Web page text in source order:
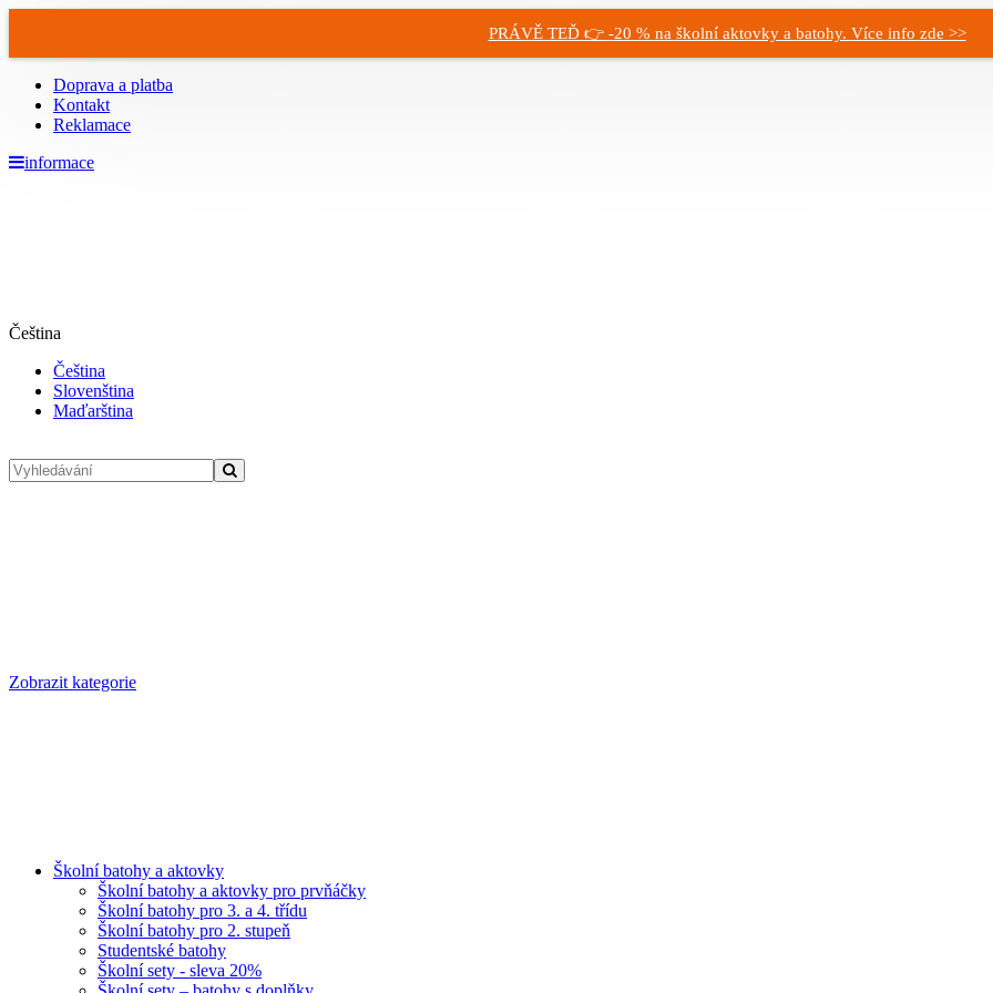
PRÁVĚ TEĎ 👉 -20 % na školní aktovky a batohy. Více info zde >>
Doprava a platba
Kontakt
Reklamace
informace
Čeština
Čeština
Slovenština
Maďarština
Zobrazit kategorie
Školní batohy a aktovky
Školní batohy a aktovky pro prvňáčky
Školní batohy pro 3. a 4. třídu
Školní batohy pro 2. stupeň
Studentské batohy
Školní sety - sleva 20%